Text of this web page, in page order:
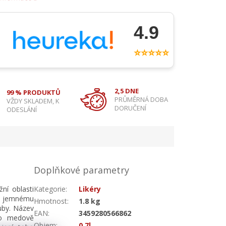
4.9
⭐⭐⭐⭐⭐
99 % PRODUKTŮ
VŽDY SKLADEM, K
ODESLÁNÍ
2,5 DNE
PRŮMĚRNÁ DOBA
DORUČENÍ
oblasti
Název
medově
Doplňkové parametry
Kategorie:
Likéry
Hmotnost:
1.8 kg
EAN:
3459280566862